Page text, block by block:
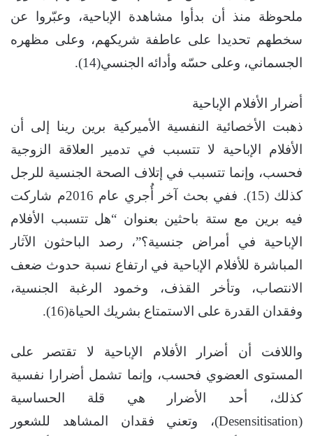
ملحوظة منذ أن بدأوا مشاهدة الإباحية، وعبّروا عن
سخطهم تحديدا على عاطفة شريكهم، وعلى مظهره
الجسماني، وعلى حسّه وأدائه الجنسي(14).
أضرار الأفلام الإباحية
ذهبت الأخصائية النفسية الأميركية برين رينا إلى أن
الأفلام الإباحية لا تتسبب في تدمير العلاقة الزوجية
فحسب، وإنما تتسبب في إتلاف الصحة الجنسية للرجل
كذلك (15). ففي بحث آخر أُجري عام 2016م شاركت
فيه برين مع ستة باحثين بعنوان “هل تتسبب الأفلام
الإباحية في أمراض جنسية؟”، رصد الباحثون الآثار
المباشرة للأفلام الإباحية في ارتفاع نسبة حدوث ضعف
الانتصاب، وتأخر القذف، وخمود الرغبة الجنسية،
وفقدان القدرة على الاستمتاع بشريك الحياة(16).
واللافت أن أضرار الأفلام الإباحية لا تقتصر على
المستوى العضوي فحسب، وإنما تشمل أضرارا نفسية
كذلك، أحد الأضرار هي قلة الحساسية
(Desensitisation)، وتعني فقدان المشاهد للشعور